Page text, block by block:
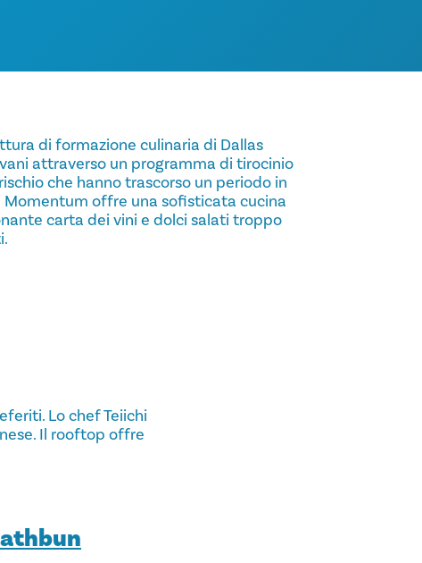
di formazione culinaria di Dallas
attraverso un programma di tirocinio
che hanno trascorso un periodo in
offre una sofisticata cucina
carta dei vini e dolci salati troppo
Lo chef Teiichi
Il rooftop offre